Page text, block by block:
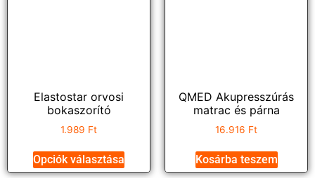
Elastostar orvosi
bokaszorító
1.989 Ft
Opciók választása
QMED Akupresszúrás
matrac és párna
16.916 Ft
Kosárba teszem